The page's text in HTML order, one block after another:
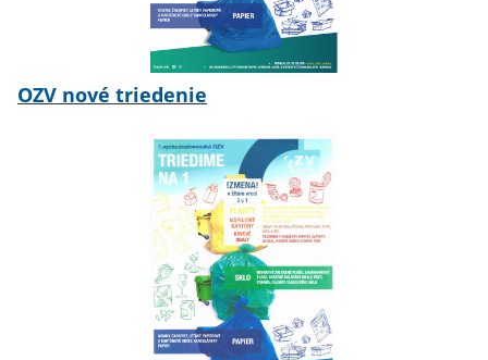
OZV nové triedenie